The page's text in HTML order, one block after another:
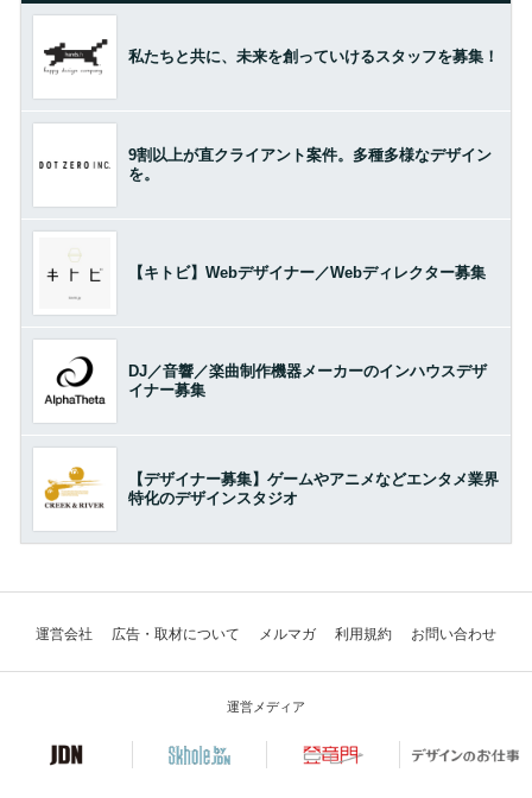
私たちと共に、未来を創っていけるスタッフを募集！
9割以上が直クライアント案件。多種多様なデザイン
を。
【キトビ】Webデザイナー／Webディレクター募集
DJ／音響／楽曲制作機器メーカーのインハウスデザ
イナー募集
【デザイナー募集】ゲームやアニメなどエンタメ業界
特化のデザインスタジオ
運営会社 広告・取材について メルマガ 利用規約 お問い合わせ
運営メディア